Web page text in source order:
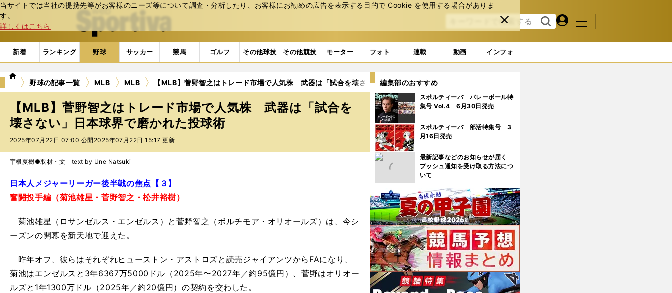
当サイトでは当社の提携先等がお客様のニーズ等について調査・分析したり、お客様にお勧めの広告を表⽰する⽬的で Cookie を使⽤する場合がありま
す。
詳しくはこちら
閉じ
る
web Sportiva (webスポルティーバ)
検索
る
マイペ
ジ
メニュ
新着 ランキング 野球 サッカー 競馬 ゴルフ その他球技 その他競技 モーター フォト 連載 動画 インフォ
we
ル
テ
ィ
ー
バ
野球の記事一覧 MLB MLB 【MLB】菅野智之はトレード市場で人気株 武器は「試合を壊さない」日本球界で磨かれた投球術
【MLB】菅野智之はトレード市場で人気株 武器は「試合を
壊さない」日本球界で磨かれた投球術
2025年07月22日 07:00 公開 2025年07月22日 15:17 更新
宇根夏樹●取材・文 text by Une Natsuki
日本人メジャーリーガー後半戦の焦点【３】
奮闘投手編（菊池雄星・菅野智之・松井裕樹）
菊池雄星（ロサンゼルス・エンゼルス）と菅野智之（ボルチモア・オリオールズ）は、今シ
ーズンの開幕を新天地で迎えた。
昨年オフ、彼らはそれぞれヒューストン・アストロズと読売ジャイアンツからFAになり、
菊池はエンゼルスと3年6367万5000ドル（2025年〜2027年／約95億円）、菅野はオリオー
ルズと1年1300万ドル（2025年／約20億円）の契約を交わした。
編集部のおすすめ
スポルティーバ バレーボール特
集号 Vol.4 6月30日発売
スポルティーバ 部活特集号 3
月16日発売
最新記事などのお知らせが届く
プッシュ通知を受け取る方法につ
いて